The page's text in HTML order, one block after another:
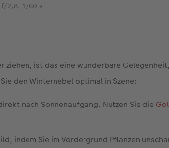
f/2,8, 1/60 s
ziehen, ist das eine wunderbare
den Winternebel optimal in Szene:
nach Sonnenaufgang. Nutzen Sie die
indem Sie im Vordergrund Pflanzen